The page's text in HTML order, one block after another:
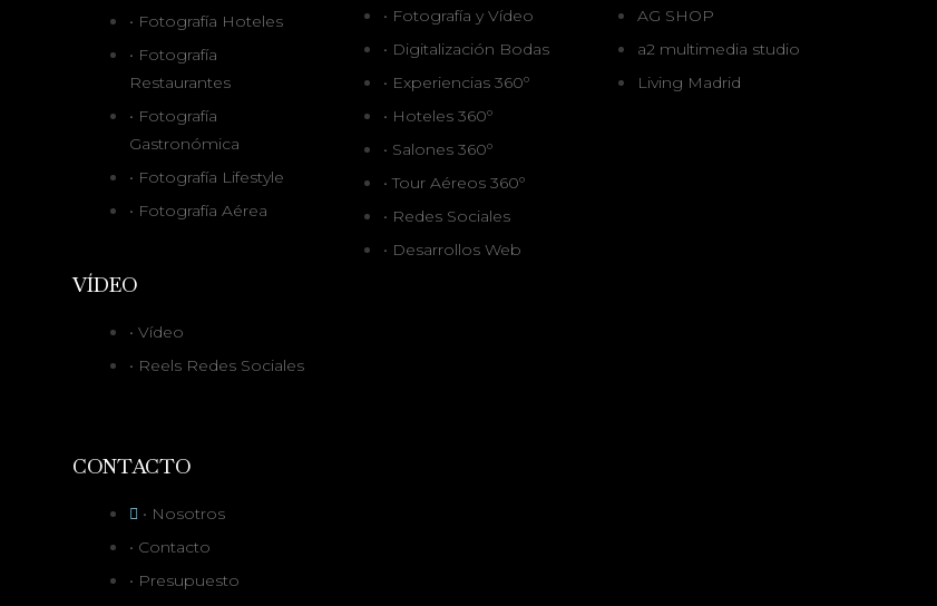
• Fotografía Hoteles
• Fotografía
Restaurantes
• Fotografía
Gastronómica
• Fotografía Lifestyle
• Fotografía Aérea
VÍDEO
• Vídeo
• Reels Redes Sociales
CONTACTO
• Nosotros
• Contacto
• Presupuesto
• Fotografía y Vídeo
• Digitalización Bodas
• Experiencias 360º
• Hoteles 360º
• Salones 360º
• Tour Aéreos 360º
• Redes Sociales
• Desarrollos Web
AG SHOP
a2 multimedia studio
Living Madrid